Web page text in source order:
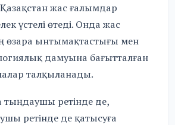
жас ғалымдар
үстелі өтеді. Онда жас
өзара ынтымақтастығы мен
дамуына бағытталған
талқыланады.
тыңдаушы ретінде де,
ретінде де қатысуға